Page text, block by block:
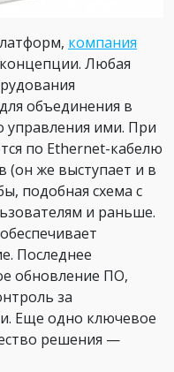
компания
Любая
объединения в
управления ими. При
по Ethernet-кабелю
(он же выступает и в
подобная схема с
и раньше.
Последнее
обновление ПО,
за
Еще одно ключевое
решения —